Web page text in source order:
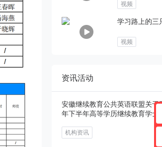
视频
学习路上的三
视频
资讯活动
安徽继续教育公共英语联盟关于
年下半年高等学历继续教育学士
机构资讯